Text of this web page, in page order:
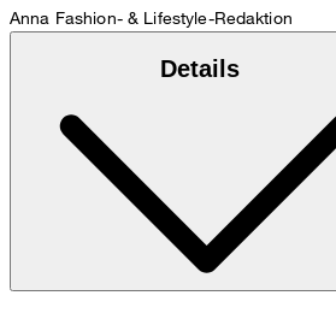
Anna Fashion- & Lifestyle-Redaktion
Details